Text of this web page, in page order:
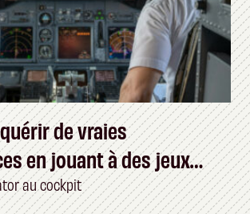
de vraies
en jouant à des jeux
au cockpit